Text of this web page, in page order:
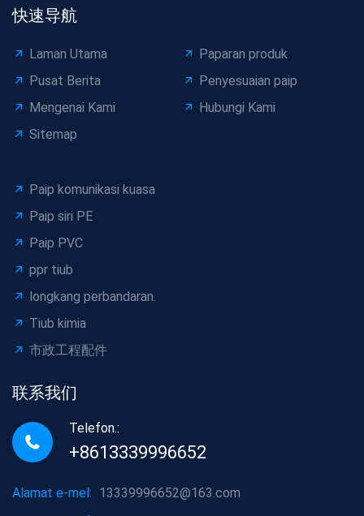
快速导航
Laman Utama
Paparan produk
Pusat Berita
Penyesuaian paip
Mengenai Kami
Hubungi Kami
Sitemap
Paip komunikasi kuasa
Paip siri PE
Paip PVC
ppr tiub
longkang perbandaran.
Tiub kimia
市政工程配件
联系我们
Telefon.:
+8613339996652
Alamat e-mel: 13339996652@163.com